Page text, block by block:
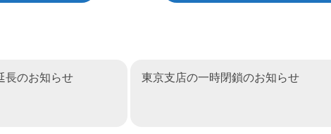
長のお知らせ 東京支店の一時閉鎖のお知らせ